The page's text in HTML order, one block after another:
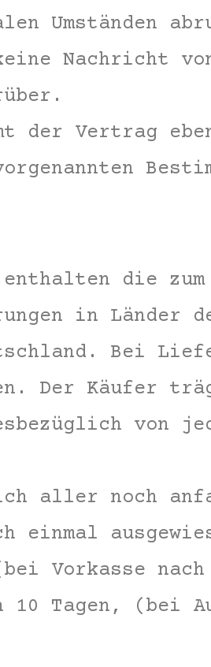
Umständen
Nachricht
der Vertrag
die
in Länder
Bei
Der Käufer
von
aller noch
Vorkasse
Tagen, (bei